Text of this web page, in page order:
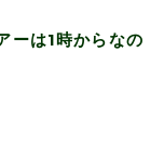
ーは1時からなの